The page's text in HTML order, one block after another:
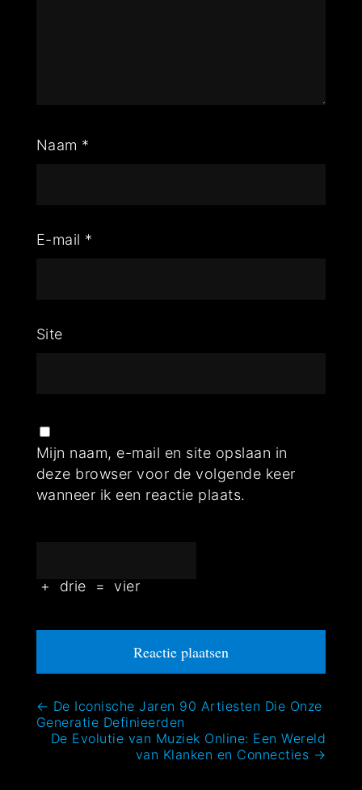
Naam *
E-mail *
Site
Mijn naam, e-mail en site opslaan in
deze browser voor de volgende keer
wanneer ik een reactie plaats.
+ drie = vier
Bericht
navigatie
← De Iconische Jaren 90 Artiesten Die Onze
Generatie Definieerden
De Evolutie van Muziek Online: Een Wereld
van Klanken en Connecties →